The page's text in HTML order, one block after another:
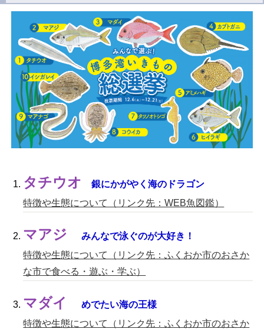
タチウオ
銀にかがやく海のドラゴン
特徴や生態について（リンク先：WEB魚図鑑）
マアジ
みんなで泳ぐのが大好き！
特徴や生態について（リンク先：ふくおか市のおさか
な市で食べる・遊ぶ・学ぶ）
マダイめでたい海の王様
特徴や生態について（リンク先：ふくおか市のおさか